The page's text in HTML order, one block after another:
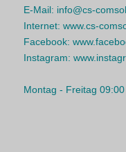
E-Mail: info@cs-
Internet: www.cs-
Facebook:
Instagram:
Montag - Freitag